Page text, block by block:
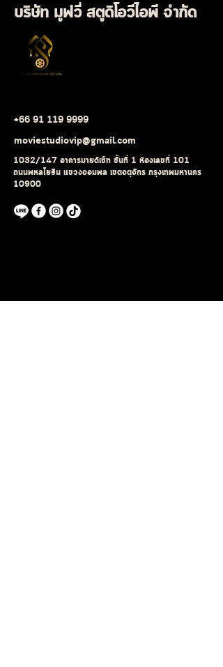
บริษัท มูฟวี่ สตูดิโอวีไอพี จำกัด
+66 91 119 9999
moviestudiovip@gmail.com
1032/147 อาคารมายด์เซ็ท ชั้นที่ 1 ห้องเลขที่ 101
ถนนพหลโยธิน แขวงจอมพล เขตจตุจักร กรุงเทพมหานคร
10900